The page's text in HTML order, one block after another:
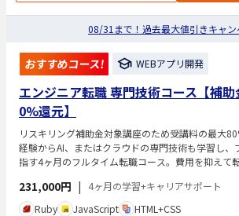
08/31まで！過去最大値引きキャン
おすすめコース! WEBアプリ開発
エンジニア転職 専門技術コース【補
0%還元】
リスキリング補助金対象講座のため受講料の最大
経験からAI、またはクラウドの専門技術も学習し、
指す4ヶ月のフルタイム転職コース。費用を抑えて
支給条件を満たせば受講料の最大80％（支給限度64
戻るため、コストを抑えつつキャリアチェンジを目
231,000円 |
4ヶ月の学習+キャリアサポート
Ruby
JavaScript HTML+CSS